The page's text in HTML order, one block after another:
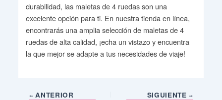
durabilidad, las maletas de 4 ruedas son una
excelente opción para ti. En nuestra tienda en línea,
encontrarás una amplia selección de maletas de 4
ruedas de alta calidad, ¡echa un vistazo y encuentra
la que mejor se adapte a tus necesidades de viaje!
ANTERIOR SIGUIENTE